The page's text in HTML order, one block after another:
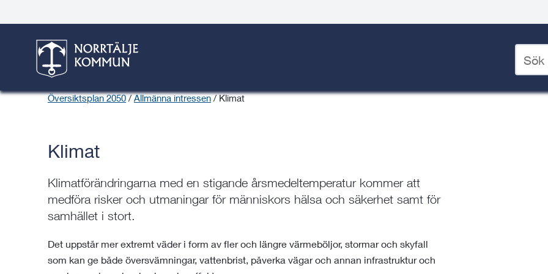
sökord
desktop
Översiktsplan 2050
Här är du:
Översiktsplan 2050 / Allmänna intressen / Klimat
Klimat
Klimatförändringarna med en stigande årsmedeltemperatur kommer att
medföra risker och utmaningar för människors hälsa och säkerhet samt för
samhället i stort.
Det uppstår mer extremt väder i form av fler och längre värmeböljor, stormar och skyfall
som kan ge både översvämningar, vattenbrist, påverka vägar och annan infrastruktur och